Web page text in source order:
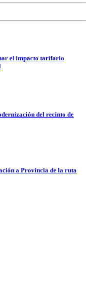
el impacto tarifario
del recinto de
a Provincia de la ruta